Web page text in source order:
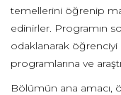
temellerini öğrenip
edinirler. Programın
odaklanarak öğrenciyi
programlarına ve
Bölümün ana amacı,